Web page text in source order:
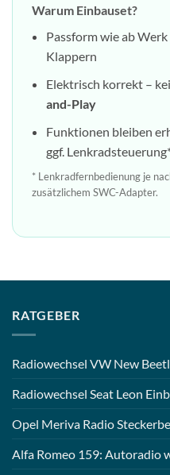
Warum Einbauset?
Passform wie ab
Klappern
Elektrisch korrekt –
and-Play
Funktionen bleiben
ggf.
* Lenkradfernbedienung je
zusätzlichem SWC-Adapter.
RATGEBER
Radiowechsel VW New
Radiowechsel Seat Leon
Opel Meriva Radio
Alfa Romeo 159: Autoradio